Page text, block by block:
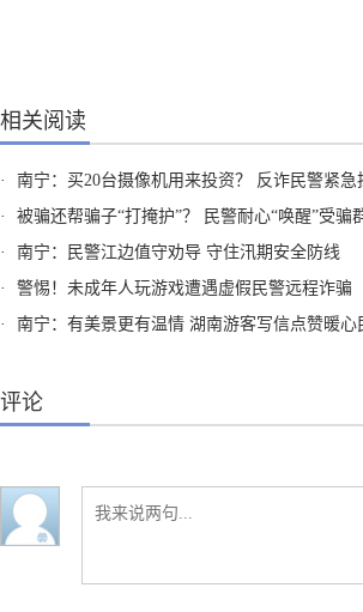
相关阅读
·
南宁：买20台摄像机用来投资？ 反诈民警紧急
·
被骗还帮骗子“打掩护”？ 民警耐心“唤醒”受骗
·
南宁：民警江边值守劝导 守住汛期安全防线
·
警惕！未成年人玩游戏遭遇虚假民警远程诈骗
·
南宁：有美景更有温情 湖南游客写信点赞暖心
评论